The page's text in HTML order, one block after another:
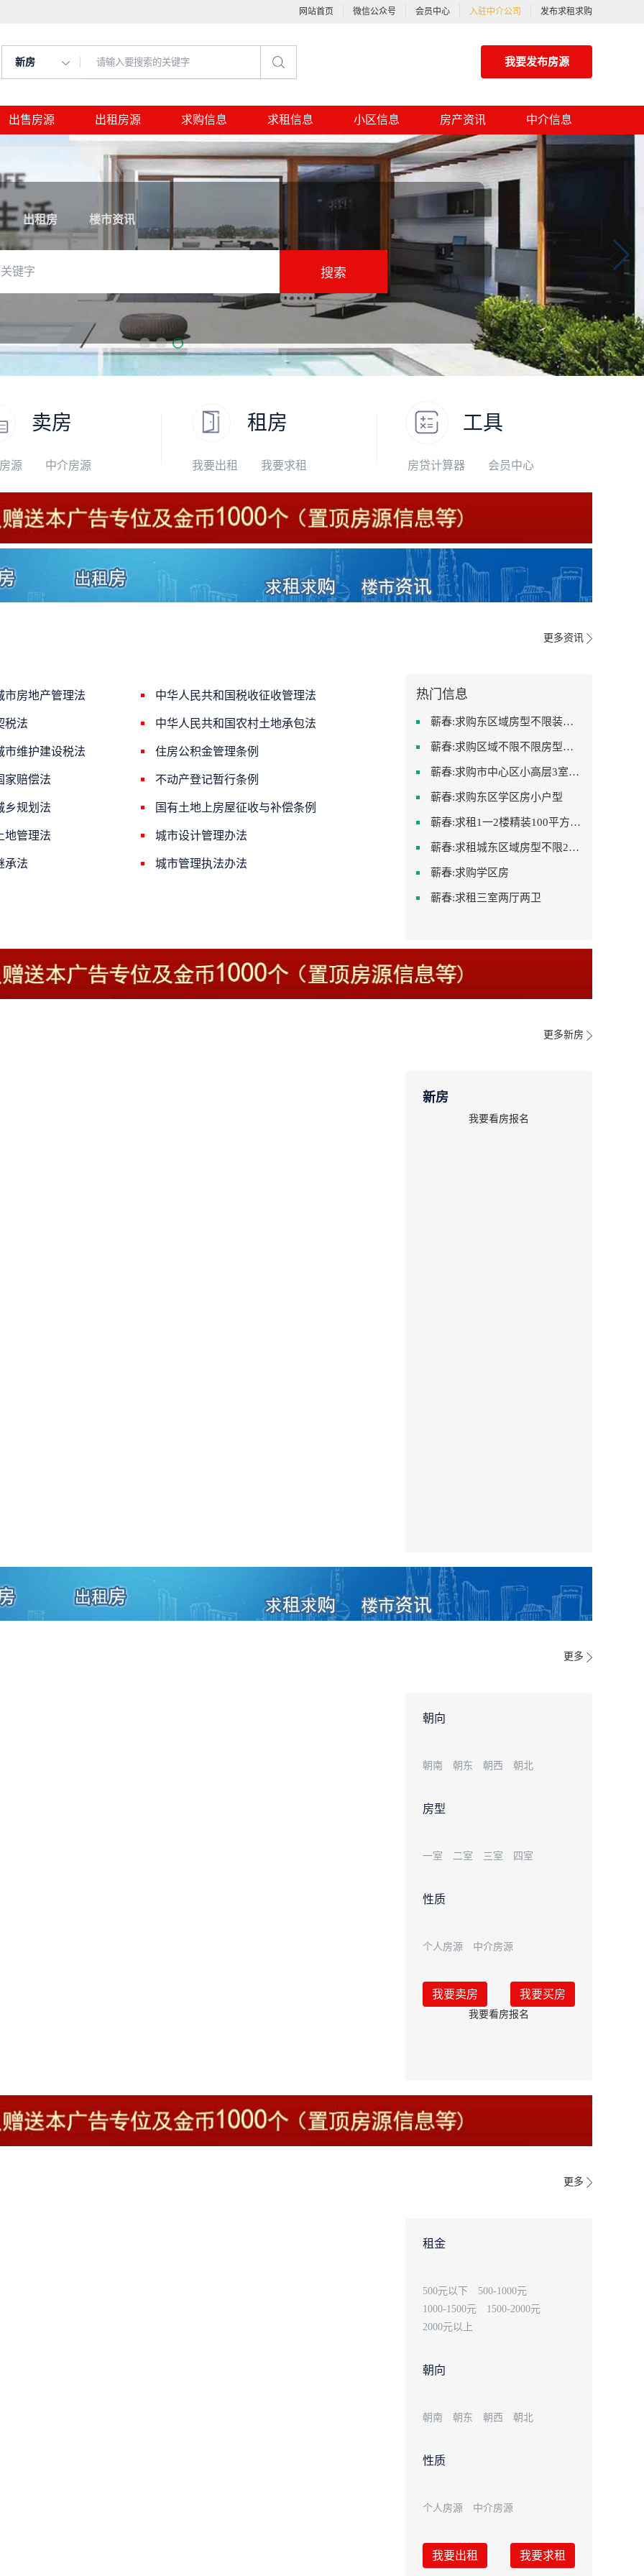
网站首页 微信公众号 会员中心 入驻中介公司 发布求租求购
新房 我要发布房源
出售房源 出租房源 求购信息 求租信息 小区信息 房产资讯 中介信息
出租房 楼市资讯
搜索
卖房
源 中介房源
租房
我要出租 我要求租
工具
房贷计算器 会员中心
更多资讯
市房地产管理法
税法
市维护建设税法
家赔偿法
乡规划法
地管理法
承法
中华人民共和国税收征收管理法
中华人民共和国农村土地承包法
住房公积金管理条例
不动产登记暂行条例
国有土地上房屋征收与补偿条例
城市设计管理办法
城市管理执法办法
热门信息
蕲春:求购东区域房型不限装修不限
蕲春:求购区域不限不限房型不限两室一厅简单装修
蕲春:求购市中心区小高层3室精致装修
蕲春:求购东区学区房小户型
蕲春:求租1一2楼精装100平方里面基本设备不要
蕲春:求租城东区域房型不限2室2卫装修不限2000
蕲春:求购学区房
蕲春:求租三室两厅两卫
更多新房
新房
我要看房报名
更多
朝向
朝南 朝东 朝西 朝北
房型
一室 二室 三室 四室
性质
个人房源 中介房源
我要卖房 我要买房
我要看房报名
更多
租金
500元以下
500-1000元
1000-1500元
1500-2000元
2000元以上
朝向
朝南 朝东 朝西 朝北
性质
个人房源 中介房源
我要出租 我要求租